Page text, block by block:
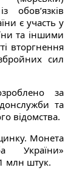
обов’язків
є участь у
та іншими
вторгнення
сил
за
та
відомства.
Монета
України»
млн штук.